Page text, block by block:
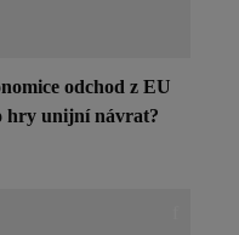
odchod z EU
hry unijní návrat?